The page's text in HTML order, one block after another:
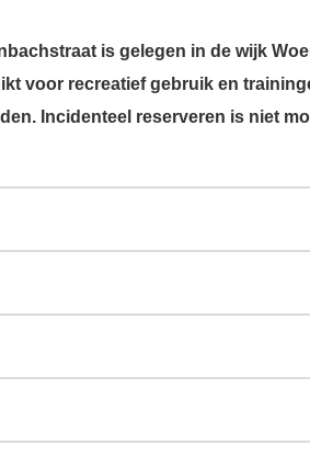
is gelegen in de wijk
voor recreatief gebruik en
Incidenteel reserveren is niet